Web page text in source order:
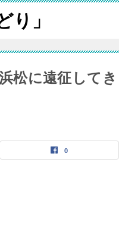
り」
松に遠征して
0